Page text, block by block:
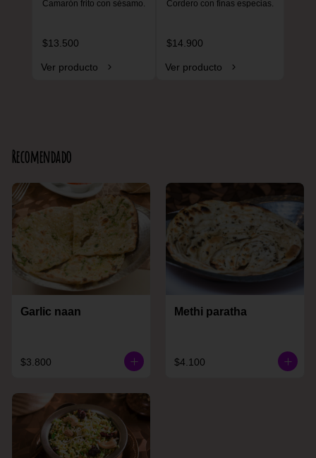
Camarón frito con sésamo.
$13.500
Ver producto
Cordero con finas especias.
$14.900
Ver producto
Recomendado
Garlic naan
$3.800
Methi paratha
$4.100